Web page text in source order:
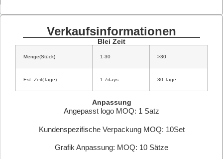
Verkaufsinformationen
Blei Zeit
Menge(Stück) 1-30 >30
Est. Zeit(Tage) 1-7days 30 Tage
Anpassung
Angepasst logo MOQ: 1 Satz
Kundenspezifische Verpackung MOQ: 10Set
Grafik Anpassung: MOQ: 10 Sätze